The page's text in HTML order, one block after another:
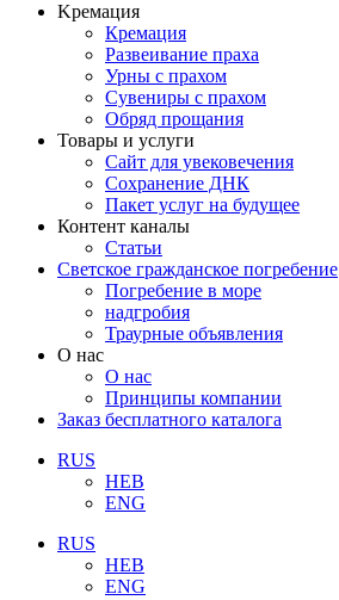
Kремация
Кремация
Развеивание праха
Урны с прахом
Сувениры с прахом
Обряд прощания
Товары и услуги
Сайт для увековечения
Сохранение ДНК
Пакет услуг на будущее
Контент каналы
Статьи
Светское гражданское погребение
Погребение в море
надгробия
Траурные объявления
О нас
О нас
Принципы компании
Заказ бесплатного каталога
RUS
HEB
ENG
RUS
HEB
ENG